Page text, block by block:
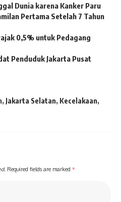
Dunia karena Kanker Paru
Pertama Setelah 7 Tahun
0,5% untuk Pedagang
Penduduk Jakarta Pusat
, Jakarta Selatan, Kecelakaan,
Required fields are marked *